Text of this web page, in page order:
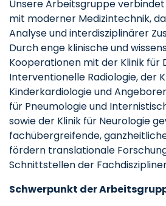
Unsere Arbeitsgruppe
mit moderner Medizintechnik,
Analyse und interdisziplinärer
Durch enge klinische und
Kooperationen mit der Klinik für
Interventionelle Radiologie, der
Kinderkardiologie und
für Pneumologie und
sowie der Klinik für Neurologie
fachübergreifende,
fördern translationale
Schnittstellen der
Schwerpunkt der